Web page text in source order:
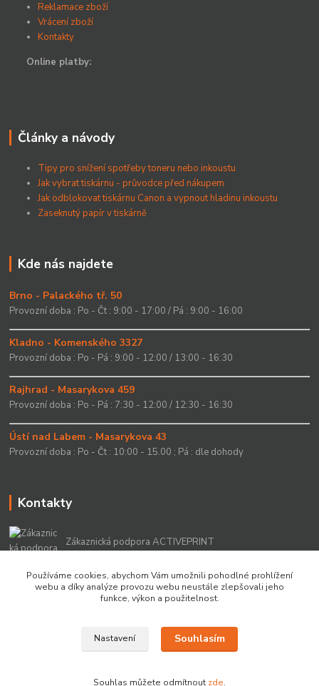
Reklamace zboží
Vrácení zboží
Kontakty
Online platby:
Články a návody
Tipy pro snížení spotřeby toneru nebo inkoustu
Jak vybrat tiskárnu - průvodce před nákupem
Jak odblokovat tiskárnu Canon a vypnout hladinu inkoustu
Zaseknutý papír v tiskárně
Kde nás najdete
Brno - Palackého tř. 50
Provozní doba : Po - Čt : 9:00 - 17:00 / Pá : 9:00 - 16:00
Kladno - Komenského 3327
Provozní doba : Po - Pá : 9:00 - 12:00 / 13:00 - 16:30
Rajhrad - Masarykova 459
Provozní doba : Po - Pá : 7:30 - 12:00 / 12:30 - 16:30
Ústí nad Labem - Masarykova 43
Provozní doba : Po - Čt : 10:00 - 15.00 ; Pá : dle dohody
Kontakty
Zákaznická podpora ACTIVEPRINT
+420 549 213 756
info@activeprint.cz
Copyright 2022 © ActivePrint s.r.o.
Používáme cookies, abychom Vám umožnili pohodlné prohlížení
webu a díky analýze provozu webu neustále zlepšovali jeho
funkce, výkon a použitelnost.
Nastavení Souhlasím
Souhlas můžete odmítnout zde.